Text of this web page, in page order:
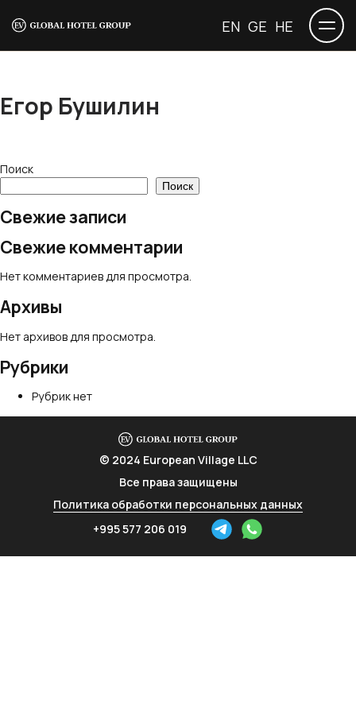
EN GE HE
Егор Бушилин
Поиск
Поиск
Свежие записи
Свежие комментарии
Нет комментариев для просмотра.
Архивы
Нет архивов для просмотра.
Рубрики
Рубрик нет
© 2024 European Village LLC
Все права защищены
Политика обработки персональных данных
+995 577 206 019